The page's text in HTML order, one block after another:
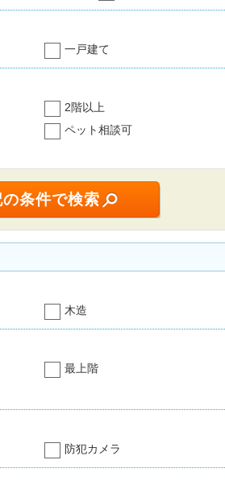
一戸建て
2階以上
ペット相談可
木造
最上階
防犯カメラ